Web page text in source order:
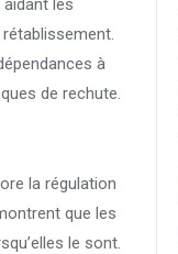
les
à
de rechute.
la régulation
que les
le sont.